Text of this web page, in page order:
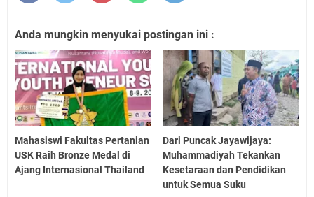
Anda mungkin menyukai postingan ini :
Mahasiswi Fakultas Pertanian
USK Raih Bronze Medal di
Ajang Internasional Thailand
Dari Puncak Jayawijaya:
Muhammadiyah Tekankan
Kesetaraan dan Pendidikan
untuk Semua Suku